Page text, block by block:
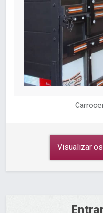
Visualizar